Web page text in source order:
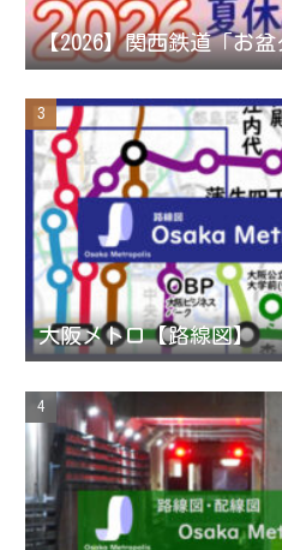
n
n
e
【2026】関西鉄道「お
大阪メトロ【路線図】